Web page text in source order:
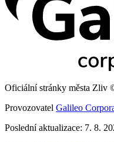
Oficiální stránky města Zliv
Provozovatel Galileo
Poslední aktualizace: 7. 8.